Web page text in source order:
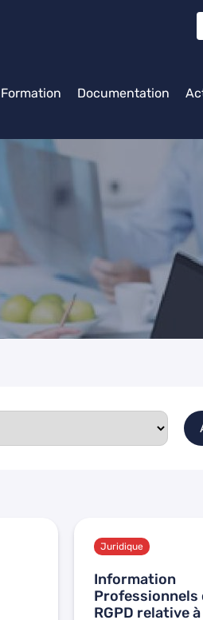
Formation Documentation
Juridique
Information
Professionnels
RGPD relative